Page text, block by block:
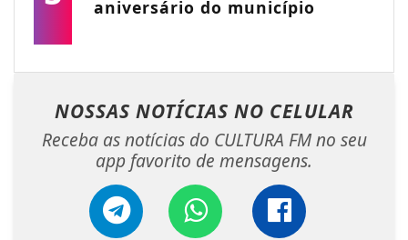
aniversário do município
NOSSAS NOTÍCIAS NO CELULAR
Receba as notícias do CULTURA FM no seu
app favorito de mensagens.